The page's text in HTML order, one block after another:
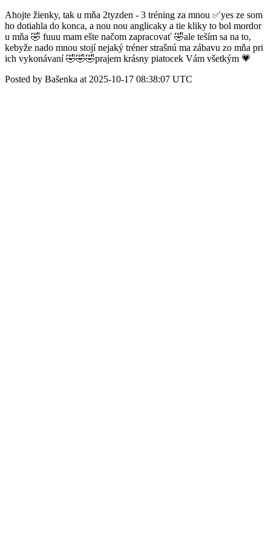
Ahojte žienky, tak u mňa 2tyzden - 3 tréning za mnou ✅yes ze som
ho dotiahla do konca, a nou nou anglicaky a tie kliky to bol mordor
u mňa 🤣 fuuu mam ešte načom zapracovať 🤣ale teším sa na to,
kebyže nado mnou stojí nejaký tréner strašnú ma zábavu zo mňa pri
ich vykonávaní 🤣🤣🤣prajem krásny piatocek Vám všetkým 💗
Posted by Bašenka at 2025-10-17 08:38:07 UTC